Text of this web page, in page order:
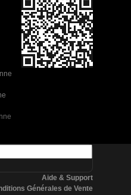
Aide & Support
Générales de Vente